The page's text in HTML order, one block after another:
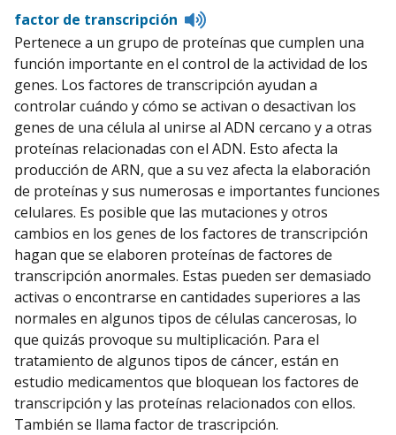
factor de transcripción
Listen
to
pronunciation
Pertenece a un grupo de proteínas que cumplen una
función importante en el control de la actividad de los
genes. Los factores de transcripción ayudan a
controlar cuándo y cómo se activan o desactivan los
genes de una célula al unirse al ADN cercano y a otras
proteínas relacionadas con el ADN. Esto afecta la
producción de ARN, que a su vez afecta la elaboración
de proteínas y sus numerosas e importantes funciones
celulares. Es posible que las mutaciones y otros
cambios en los genes de los factores de transcripción
hagan que se elaboren proteínas de factores de
transcripción anormales. Estas pueden ser demasiado
activas o encontrarse en cantidades superiores a las
normales en algunos tipos de células cancerosas, lo
que quizás provoque su multiplicación. Para el
tratamiento de algunos tipos de cáncer, están en
estudio medicamentos que bloquean los factores de
transcripción y las proteínas relacionados con ellos.
También se llama factor de trascripción.